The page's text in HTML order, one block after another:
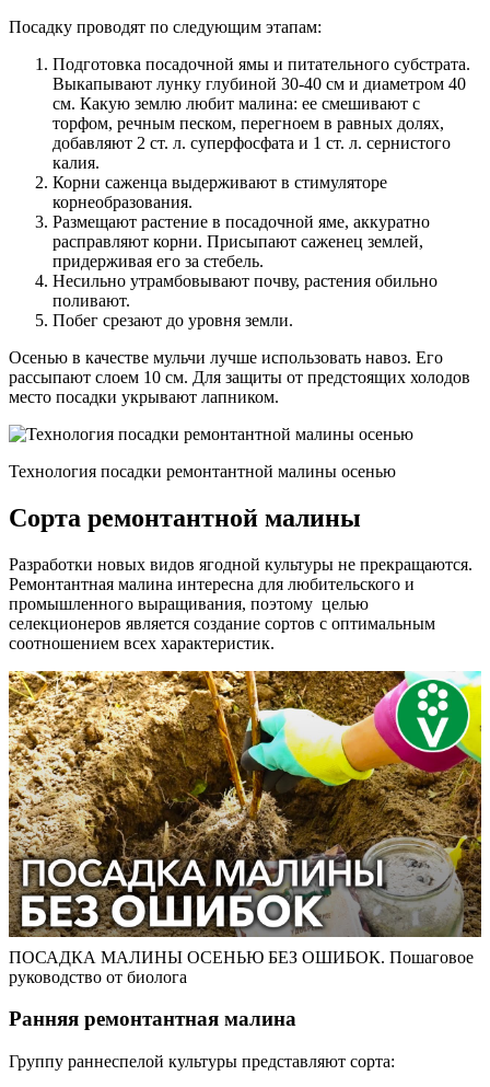
Посадку проводят по следующим этапам:
Подготовка посадочной ямы и питательного субстрата.
Выкапывают лунку глубиной 30-40 см и диаметром 40
см. Какую землю любит малина: ее смешивают с
торфом, речным песком, перегноем в равных долях,
добавляют 2 ст. л. суперфосфата и 1 ст. л. сернистого
калия.
Корни саженца выдерживают в стимуляторе
корнеобразования.
Размещают растение в посадочной яме, аккуратно
расправляют корни. Присыпают саженец землей,
придерживая его за стебель.
Несильно утрамбовывают почву, растения обильно
поливают.
Побег срезают до уровня земли.
Осенью в качестве мульчи лучше использовать навоз. Его
рассыпают слоем 10 см. Для защиты от предстоящих холодов
место посадки укрывают лапником.
Технология посадки ремонтантной малины осенью
Сорта ремонтантной малины
Разработки новых видов ягодной культуры не прекращаются.
Ремонтантная малина интересна для любительского и
промышленного выращивания, поэтому целью
селекционеров является создание сортов с оптимальным
соотношением всех характеристик.
ПОСАДКА МАЛИНЫ ОСЕНЬЮ БЕЗ ОШИБОК. Пошаговое
руководство от биолога
Ранняя ремонтантная малина
Группу раннеспелой культуры представляют сорта: